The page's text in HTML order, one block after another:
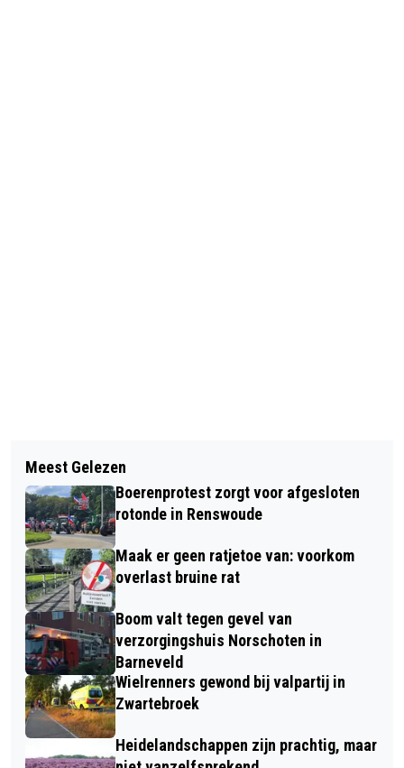
START INLOOPSPREEKUUR
ENERGIELOKET IN BIBLIOTHEEK
BARNEVELD
PLANNEN VOOR WOONCOMPLEX |
VOOR TIJDELIJKE WERKNEMERS
Meest Gelezen
Boerenprotest zorgt voor afgesloten
rotonde in Renswoude
Maak er geen ratjetoe van: voorkom
overlast bruine rat
Boom valt tegen gevel van
verzorgingshuis Norschoten in
Barneveld
Wielrenners gewond bij valpartij in
Zwartebroek
Heidelandschappen zijn prachtig, maar